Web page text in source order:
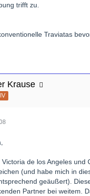
trifft zu.
Traviatas
Krause
de los Angeles und
(und habe mich in
geäußert).
Partner bei weitem.